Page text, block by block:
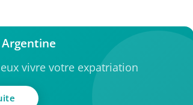
vivre votre expatriation